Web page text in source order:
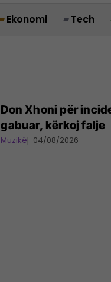
Ekonomi Tech
Don Xhoni për
gabuar, kërkoj falje
Muzikë 04/08/2026